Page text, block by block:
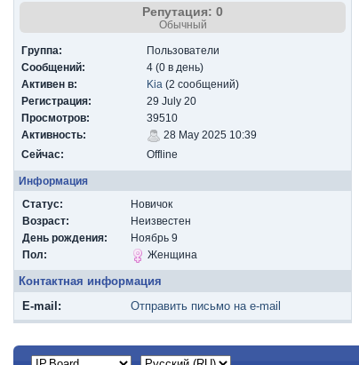
Репутация: 0
Обычный
Группа:
Пользователи
Сообщений:
4 (0 в день)
Активен в:
Kia (2 сообщений)
Регистрация:
29 July 20
Просмотров:
39510
Активность:
28 May 2025 10:39
Сейчас:
Offline
Информация
Статус:
Новичок
Возраст:
Неизвестен
День рождения:
Ноябрь 9
Пол:
Женщина
Контактная информация
E-mail:
Отправить письмо на e-mail